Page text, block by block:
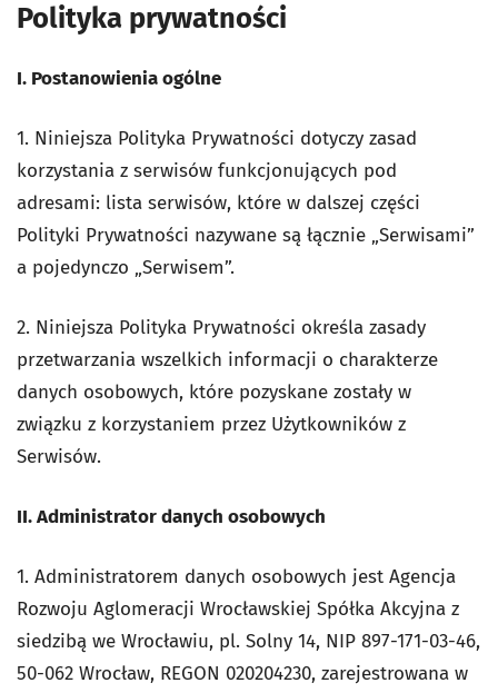
Polityka prywatności
I. Postanowienia ogólne
1. Niniejsza Polityka Prywatności dotyczy zasad
korzystania z serwisów funkcjonujących pod
adresami: lista serwisów, które w dalszej części
Polityki Prywatności nazywane są łącznie „Serwisami”
a pojedynczo „Serwisem”.
2. Niniejsza Polityka Prywatności określa zasady
przetwarzania wszelkich informacji o charakterze
danych osobowych, które pozyskane zostały w
związku z korzystaniem przez Użytkowników z
Serwisów.
II. Administrator danych osobowych
1. Administratorem danych osobowych jest Agencja
Rozwoju Aglomeracji Wrocławskiej Spółka Akcyjna z
siedzibą we Wrocławiu, pl. Solny 14, NIP 897-171-03-46,
50-062 Wrocław, REGON 020204230, zarejestrowana w